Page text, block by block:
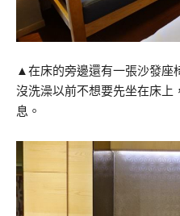
▲在床的旁邊還有一張沙發座
沒洗澡以前不想要先坐在床上
息。